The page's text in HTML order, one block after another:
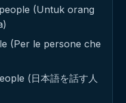
(Untuk orang
(Per le persone che
(日本語を話す人